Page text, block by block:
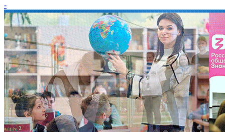
-